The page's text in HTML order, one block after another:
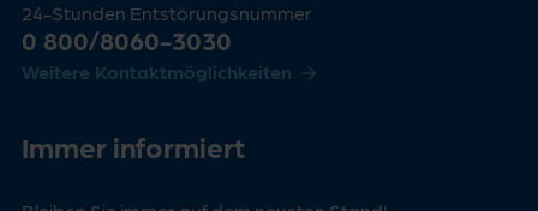
24-Stunden Entstörungsnummer
0 800/8060-3030
Weitere Kontaktmöglichkeiten
Immer informiert